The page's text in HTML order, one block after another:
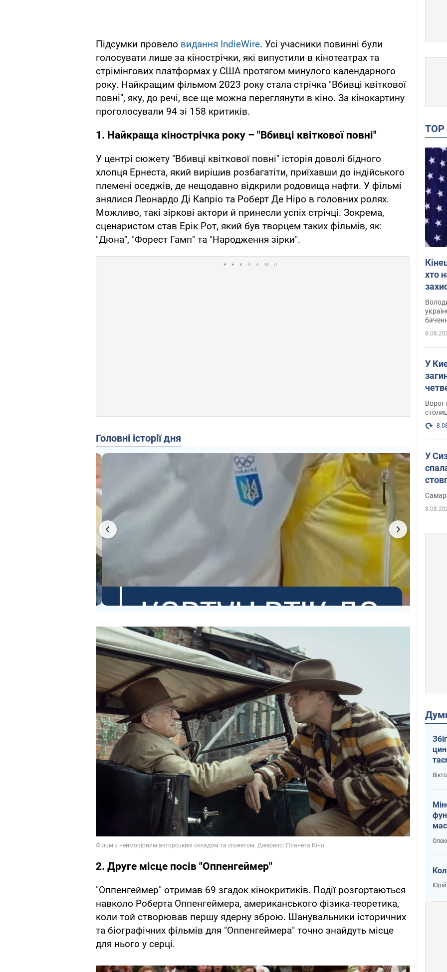
Підсумки провело видання IndieWire. Усі учасники повинні були
голосувати лише за кінострічки, які випустили в кінотеатрах та
стрімінгових платформах у США протягом минулого календарного
року. Найкращим фільмом 2023 року стала стрічка "Вбивці квіткової
повні", яку, до речі, все ще можна переглянути в кіно. За кінокартину
проголосували 94 зі 158 критиків.
1. Найкраща кінострічка року – "Вбивці квіткової повні"
У центрі сюжету "Вбивці квіткової повні" історія доволі бідного
хлопця Ернеста, який вирішив розбагатіти, приїхавши до індійського
племені оседжів, де нещодавно відкрили родовища нафти. У фільмі
знялися Леонардо Ді Капріо та Роберт Де Ніро в головних ролях.
Можливо, такі зіркові актори й принесли успіх стрічці. Зокрема,
сценаристом став Ерік Рот, який був творцем таких фільмів, як:
"Дюна", "Форест Гамп" та "Народження зірки".
Головні історії дня
2. Друге місце посів "Оппенгеймер"
"Оппенгеймер" отримав 69 згадок кінокритиків. Події розгортаються
навколо Роберта Оппенгеймера, американського фізика-теоретика,
коли той створював першу ядерну зброю. Шанувальники історичних
та біографічних фільмів для "Оппенгеймера" точно знайдуть місце
для нього у серці.
хто
у
У
Ворог
У
і